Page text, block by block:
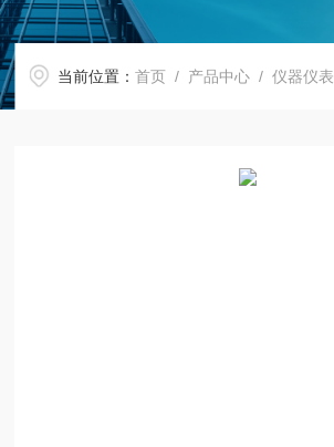
当前位置：首页 / 产品中心 /仪器仪表